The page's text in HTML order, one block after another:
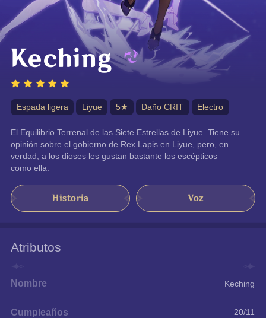
Keching
Espada ligera Liyue 5★ Daño CRIT Electro
El Equilibrio Terrenal de las Siete Estrellas de Liyue. Tiene su
opinión sobre el gobierno de Rex Lapis en Liyue, pero, en
verdad, a los dioses les gustan bastante los escépticos
como ella.
Historia Voz
Atributos
Nombre Keching
Cumpleaños 20/11